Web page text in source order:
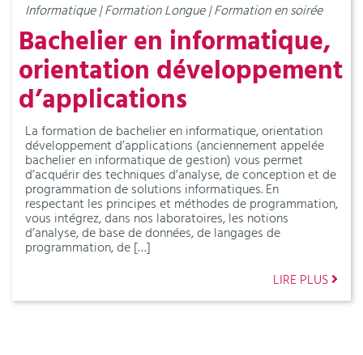
Informatique | Formation Longue | Formation en soirée
Bachelier en informatique,
orientation développement
d’applications
La formation de bachelier en informatique, orientation
développement d’applications (anciennement appelée
bachelier en informatique de gestion) vous permet
d’acquérir des techniques d’analyse, de conception et de
programmation de solutions informatiques. En
respectant les principes et méthodes de programmation,
vous intégrez, dans nos laboratoires, les notions
d’analyse, de base de données, de langages de
programmation, de […]
LIRE PLUS